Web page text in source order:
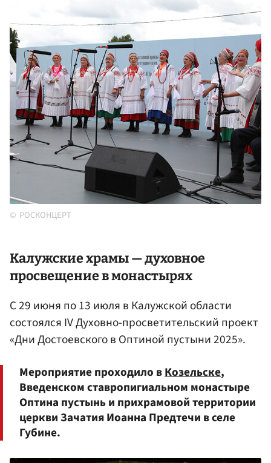
РОСКОНЦЕРТ
Калужские храмы — духовное
просвещение в монастырях
С 29 июня по 13 июля в Калужской области
состоялся IV Духовно-просветительский проект
«Дни Достоевского в Оптиной пустыни 2025».
Мероприятие проходило вКозельске,
Введенском ставропигиальном монастыре
Оптина пустынь и прихрамовой территории
церкви Зачатия Иоанна Предтечи в селе
Губине.